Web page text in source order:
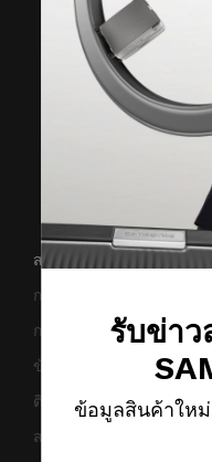
รับข่าว
ข้อมูลสินค้าให
สนับสนุน/คำถามที่พบบ่อย
การขนส่งและการจัดส่ง
การคืนสินค้าและการคืนเ
ข้อกำหนดและเงื่อนไขการ
ติดต่อเรา
สอบถามข้อมูลทางธุรกิจ